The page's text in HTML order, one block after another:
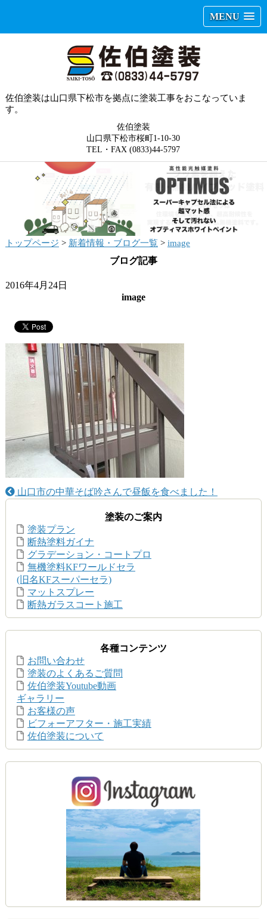
MENU
佐伯塗装は山口県下松市を拠点に塗装工事をおこなっていま
す。
佐伯塗装
山口県下松市桜町1-10-30
TEL・FAX (0833)44-5797
トップページ > 新着情報・ブログ一覧> image
ブログ記事
2016年4月24日
image
山口市の中華そば吟さんで昼飯を食べました！
塗装のご案内
塗装プラン
断熱塗料ガイナ
グラデーション・コートプロ
無機塗料KFワールドセラ
(旧名KFスーパーセラ)
マットスプレー
断熱ガラスコート施工
各種コンテンツ
お問い合わせ
塗装のよくあるご質問
佐伯塗装Youtube動画
ギャラリー
お客様の声
ビフォーアフター・施工実績
佐伯塗装について